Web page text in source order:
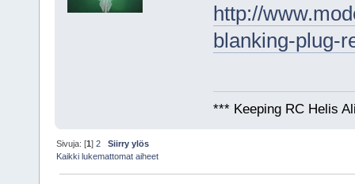
http://
blanking-plug-
*** Keeping RC Helis
Sivuja: [1]2
Siirry ylös
Kaikki lukemattomat aiheet